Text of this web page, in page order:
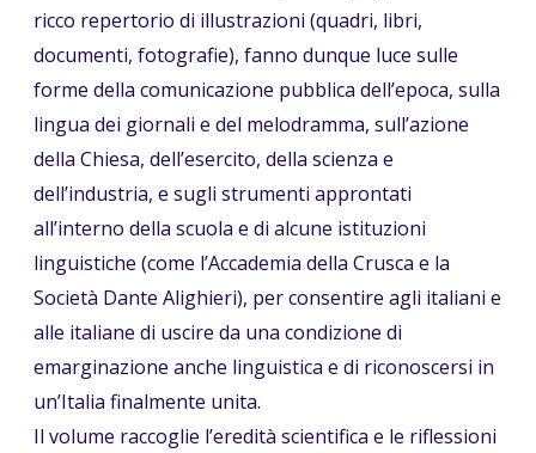
ricco repertorio di illustrazioni (quadri, libri,
documenti, fotografie), fanno dunque luce sulle
forme della comunicazione pubblica dell’epoca, sulla
lingua dei giornali e del melodramma, sull’azione
della Chiesa, dell’esercito, della scienza e
dell’industria, e sugli strumenti approntati
all’interno della scuola e di alcune istituzioni
linguistiche (come l’Accademia della Crusca e la
Società Dante Alighieri), per consentire agli italiani e
alle italiane di uscire da una condizione di
emarginazione anche linguistica e di riconoscersi in
un’Italia finalmente unita.
Il volume raccoglie l’eredità scientifica e le riflessioni